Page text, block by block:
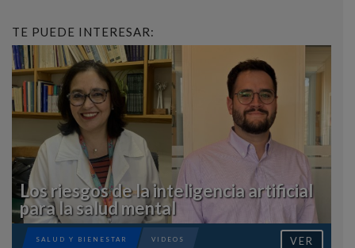
TE PUEDE INTERESAR:
Los riesgos de la inteligencia artificial
para la salud mental
VIDEOS
SALUD Y BIENESTAR VER